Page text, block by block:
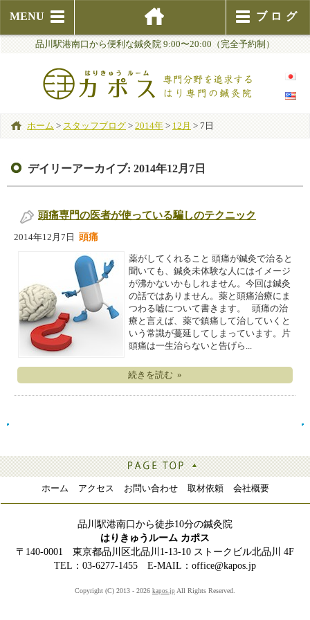
MENU ブログ
品川駅港南口から便利な鍼灸院 9:00〜20:00（完全予約制）
ホーム > スタッフブログ> 2014年 > 12月 > 7日
デイリーアーカイブ: 2014年12月7日
頭痛専門の医者が使っている騙しのテクニック
2014年12月7日 頭痛
薬がしてくれること 頭痛が鍼灸で治ると
聞いても、鍼灸未体験な人にはイメージ
が沸かないかもしれません。今回は鍼灸
の話ではありません。薬と頭痛治療にま
つわる嘘について書きます。 頭痛の治
療と言えば、薬で鎮痛して治していくと
いう常識が蔓延してしまっています。片
頭痛は一生治らないと告げら...
続きを読む »
ホーム アクセス お問い合わせ 取材依頼 会社概要
品川駅港南口から徒歩10分の鍼灸院
はりきゅうルーム カポス
〒140-0001 東京都品川区北品川1-13-10 ストークビル北品川 4F
TEL：03-6277-1455 E-MAIL：office@kapos.jp
Copyright (C) 2013 - 2026 kapos.jp All Rights Reserved.